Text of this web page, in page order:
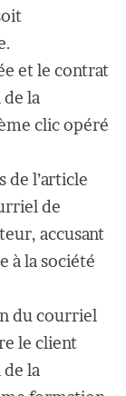
et le contrat
la
clic opéré
de l’article
de
accusant
à la société
du courriel
le client
de la